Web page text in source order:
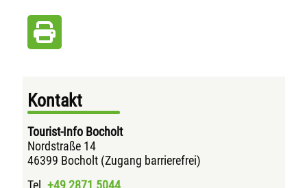
Kontakt
Tourist-Info Bocholt
Nordstraße 14
46399 Bocholt (Zugang barrierefrei)